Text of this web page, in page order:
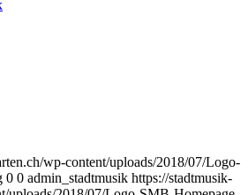
wp-content/uploads/2018/07/Logo-
0 0 admin_stadtmusik https://stadtmusik-